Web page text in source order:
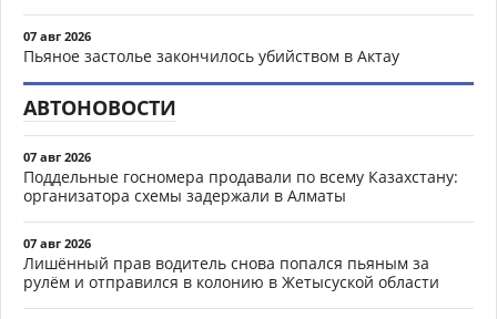
07 авг 2026
Пьяное застолье закончилось убийством в Актау
АВТОНОВОСТИ
07 авг 2026
Поддельные госномера продавали по всему Казахстану:
организатора схемы задержали в Алматы
07 авг 2026
Лишённый прав водитель снова попался пьяным за
рулём и отправился в колонию в Жетысуской области